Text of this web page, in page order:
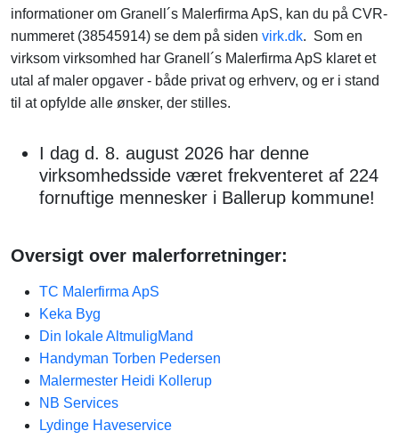
informationer om Granell´s Malerfirma ApS, kan du på CVR-
nummeret (38545914) se dem på siden virk.dk. Som en
virksom virksomhed har Granell´s Malerfirma ApS klaret et
utal af maler opgaver - både privat og erhverv, og er i stand
til at opfylde alle ønsker, der stilles.
I dag d. 8. august 2026 har denne
virksomhedsside været frekventeret af 224
fornuftige mennesker i Ballerup kommune!
Oversigt over malerforretninger:
TC Malerfirma ApS
Keka Byg
Din lokale AltmuligMand
Handyman Torben Pedersen
Malermester Heidi Kollerup
NB Services
Lydinge Haveservice